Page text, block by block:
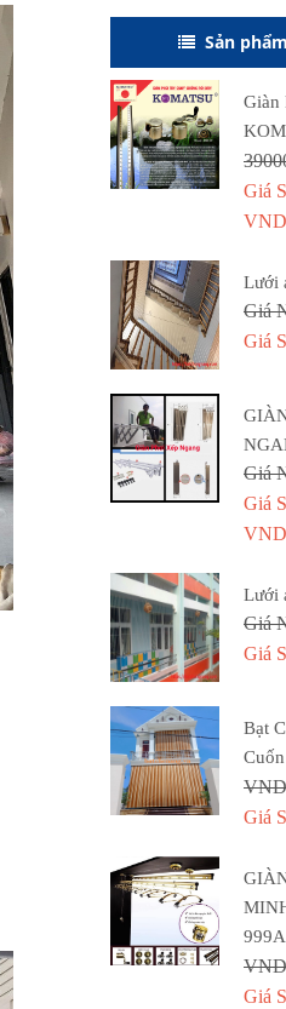
Sản
Giàn
Giá
VND
Lưới
Giá
Giá
Giá
Giá
VND
Lưới
Giá
Giá
Bạt
Cuốn
VND
Giá
999A
VND
Giá